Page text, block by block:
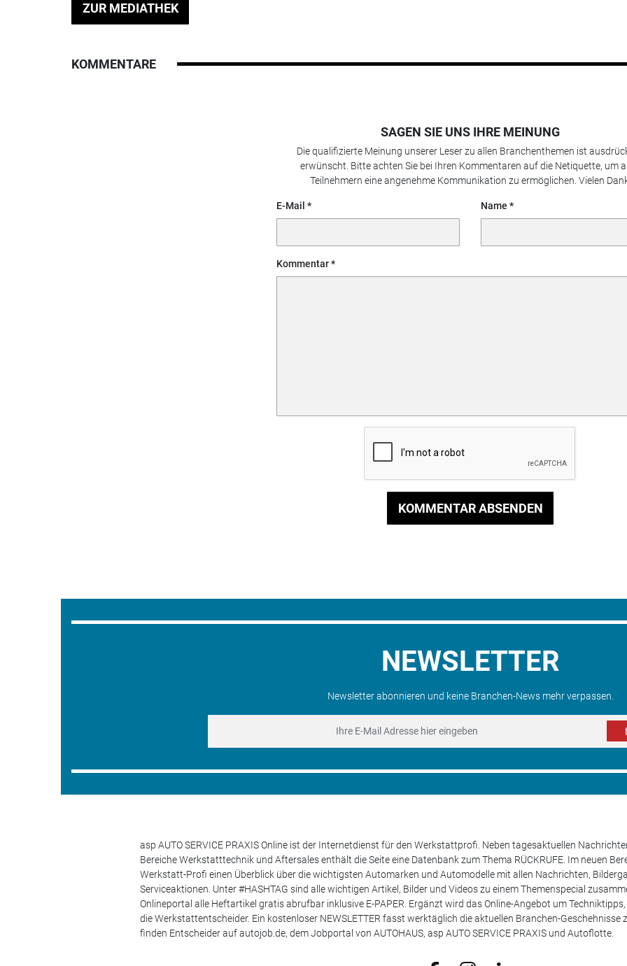
ZUR MEDIATHEK
KOMMENTARE
SAGEN SIE UNS IHRE MEINUNG
Die qualifizierte Meinung unserer Leser zu allen Branchenthemen ist
erwünscht. Bitte achten Sie bei Ihren Kommentaren auf die Netiquette, um
Teilnehmern eine angenehme Kommunikation zu ermöglichen. Vielen
E-Mail Name
Kommentar
KOMMENTAR ABSENDEN
NEWSLETTER
Newsletter abonnieren und keine Branchen-News mehr verpassen.
asp AUTO SERVICE PRAXIS Online ist der Internetdienst für den Werkstattprofi. Neben tagesaktuellen
Bereiche Werkstatttechnik und Aftersales enthält die Seite eine Datenbank zum Thema RÜCKRUFE. Im neuen
Werkstatt-Profi einen Überblick über die wichtigsten Automarken und Automodelle mit allen Nachrichten,
Serviceaktionen. Unter #HASHTAG sind alle wichtigen Artikel, Bilder und Videos zu einem Themenspecial
Onlineportal alle Heftartikel gratis abrufbar inklusive E-PAPER. Ergänzt wird das Online-Angebot um
die Werkstattentscheider. Ein kostenloser NEWSLETTER fasst werktäglich die aktuellen Branchen-Geschehnisse
finden Entscheider auf autojob.de, dem Jobportal von AUTOHAUS, asp AUTO SERVICE PRAXIS und Autoflotte.